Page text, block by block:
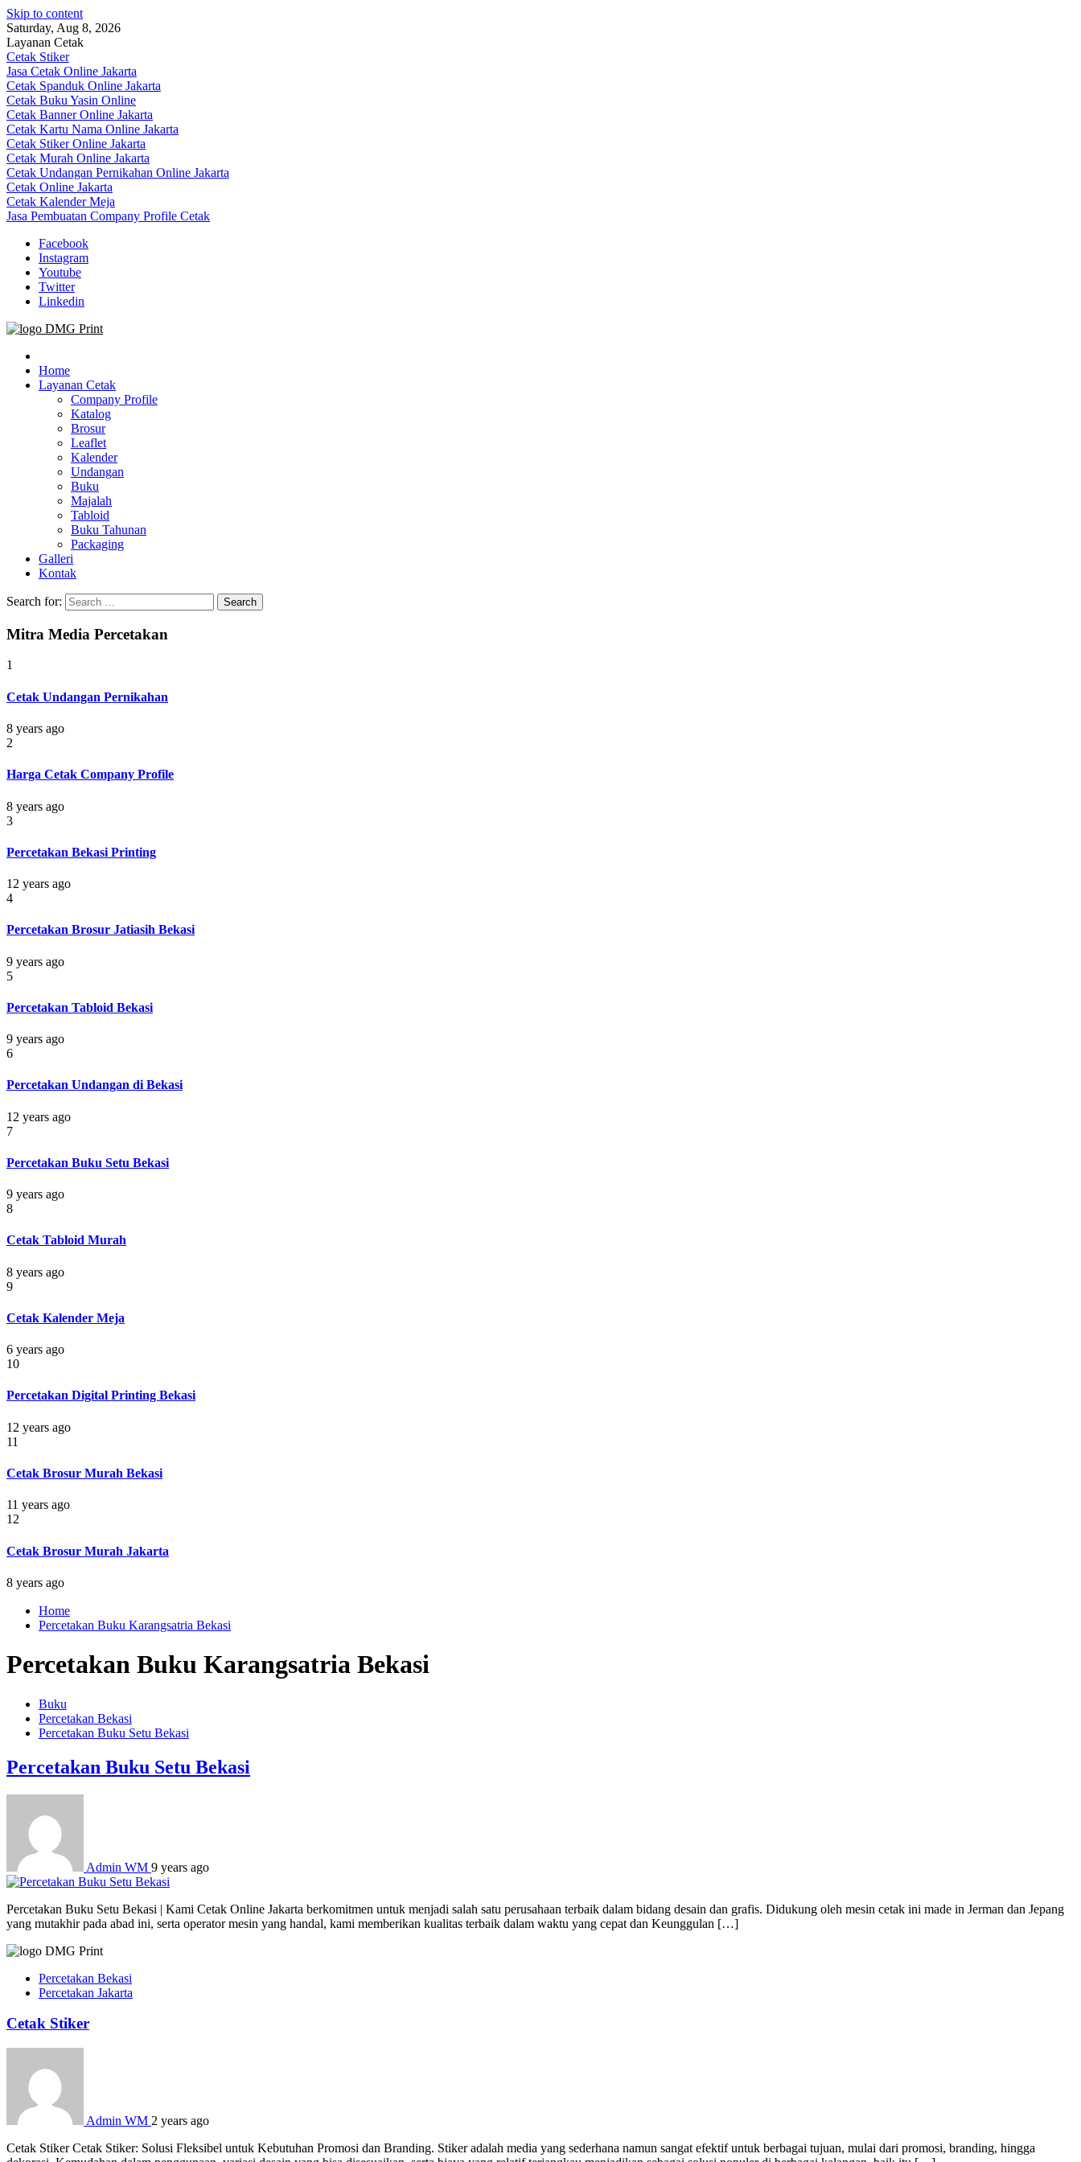
Skip to content
Saturday, Aug 8, 2026
Layanan Cetak
Cetak Stiker
Jasa Cetak Online Jakarta
Cetak Spanduk Online Jakarta
Cetak Buku Yasin Online
Cetak Banner Online Jakarta
Cetak Kartu Nama Online Jakarta
Cetak Stiker Online Jakarta
Cetak Murah Online Jakarta
Cetak Undangan Pernikahan Online Jakarta
Cetak Online Jakarta
Cetak Kalender Meja
Jasa Pembuatan Company Profile Cetak
Facebook
Instagram
Youtube
Twitter
Linkedin
Jasa Cetak Online DMG Printing
Home
Layanan Cetak
Company Profile
Katalog
Brosur
Leaflet
Kalender
Undangan
Buku
Majalah
Tabloid
Buku Tahunan
Packaging
Galleri
Kontak
Search for:
Mitra Media Percetakan
1
Cetak Undangan Pernikahan
8 years ago
2
Harga Cetak Company Profile
8 years ago
3
Percetakan Bekasi Printing
12 years ago
4
Percetakan Brosur Jatiasih Bekasi
9 years ago
5
Percetakan Tabloid Bekasi
9 years ago
6
Percetakan Undangan di Bekasi
12 years ago
7
Percetakan Buku Setu Bekasi
9 years ago
8
Cetak Tabloid Murah
8 years ago
9
Cetak Kalender Meja
6 years ago
10
Percetakan Digital Printing Bekasi
12 years ago
11
Cetak Brosur Murah Bekasi
11 years ago
12
Cetak Brosur Murah Jakarta
8 years ago
Home
Percetakan Buku Karangsatria Bekasi
Percetakan Buku Karangsatria Bekasi
Buku
Percetakan Bekasi
Percetakan Buku Setu Bekasi
Percetakan Buku Setu Bekasi
Admin WM 9 years ago
Percetakan Buku Setu Bekasi | Kami Cetak Online Jakarta berkomitmen untuk menjadi salah satu perusahaan terbaik dalam bidang desain dan grafis. Didukung oleh mesin cetak ini made in Jerman dan Jepang
yang mutakhir pada abad ini, serta operator mesin yang handal, kami memberikan kualitas terbaik dalam waktu yang cepat dan Keunggulan […]
Percetakan Bekasi
Percetakan Jakarta
Cetak Stiker
Admin WM 2 years ago
Cetak Stiker Cetak Stiker: Solusi Fleksibel untuk Kebutuhan Promosi dan Branding. Stiker adalah media yang sederhana namun sangat efektif untuk berbagai tujuan, mulai dari promosi, branding, hingga